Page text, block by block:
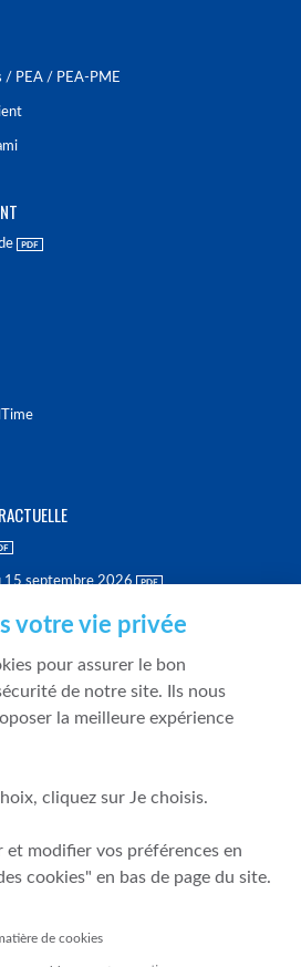
PEA / PEA-PME
15 septembre 2026
et de résolution
votre vie privée
pour assurer le bon
de notre site. Ils nous
la meilleure expérience
cliquez sur Je choisis.
et modifier vos préférences en
cookies" en bas de page du site.
de cookies